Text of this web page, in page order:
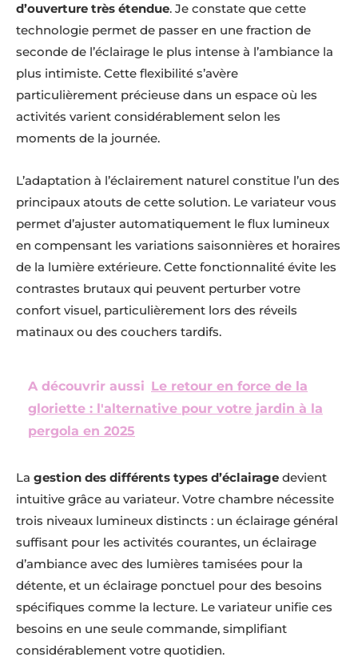
d’ouverture très étendue. Je constate que cette
technologie permet de passer en une fraction de
seconde de l’éclairage le plus intense à l’ambiance la
plus intimiste. Cette flexibilité s’avère
particulièrement précieuse dans un espace où les
activités varient considérablement selon les
moments de la journée.
L’adaptation à l’éclairement naturel constitue l’un des
principaux atouts de cette solution. Le variateur vous
permet d’ajuster automatiquement le flux lumineux
en compensant les variations saisonnières et horaires
de la lumière extérieure. Cette fonctionnalité évite les
contrastes brutaux qui peuvent perturber votre
confort visuel, particulièrement lors des réveils
matinaux ou des couchers tardifs.
A découvrir aussi Le retour en force de la
gloriette : l'alternative pour votre jardin à la
pergola en 2025
La gestion des différents types d’éclairage devient
intuitive grâce au variateur. Votre chambre nécessite
trois niveaux lumineux distincts : un éclairage général
suffisant pour les activités courantes, un éclairage
d’ambiance avec des lumières tamisées pour la
détente, et un éclairage ponctuel pour des besoins
spécifiques comme la lecture. Le variateur unifie ces
besoins en une seule commande, simplifiant
considérablement votre quotidien.